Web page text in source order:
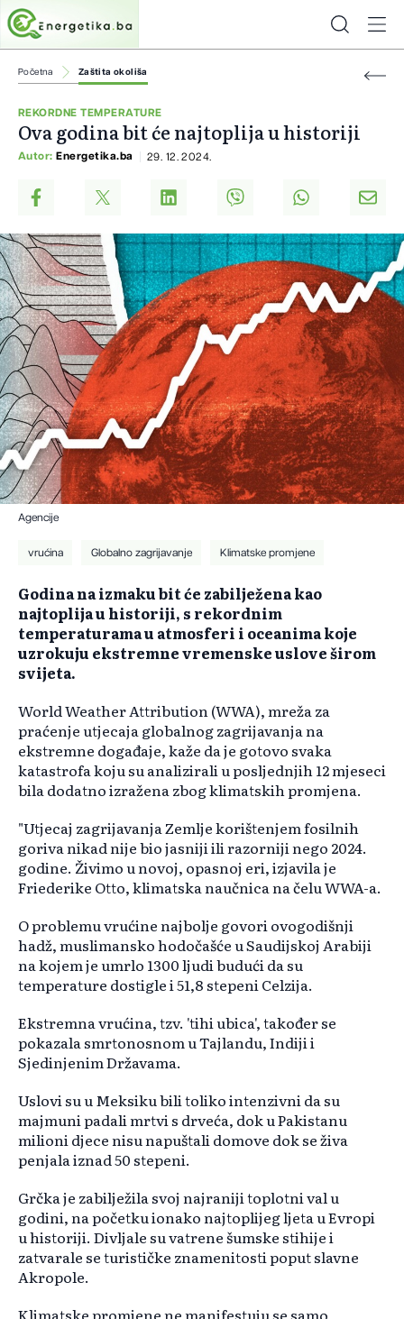
Početna Zaštita okoliša
REKORDNE TEMPERATURE
Ova godina bit će najtoplija u historiji
Autor: Energetika.ba 29. 12. 2024.
Agencije
vrućina Globalno zagrijavanje Klimatske promjene
Godina na izmaku bit će zabilježena kao
najtoplija u historiji, s rekordnim
temperaturama u atmosferi i oceanima koje
uzrokuju ekstremne vremenske uslove širom
svijeta.
World Weather Attribution (WWA), mreža za
praćenje utjecaja globalnog zagrijavanja na
ekstremne događaje, kaže da je gotovo svaka
katastrofa koju su analizirali u posljednjih 12 mjeseci
bila dodatno izražena zbog klimatskih promjena.
"Utjecaj zagrijavanja Zemlje korištenjem fosilnih
goriva nikad nije bio jasniji ili razorniji nego 2024.
godine. Živimo u novoj, opasnoj eri, izjavila je
Friederike Otto, klimatska naučnica na čelu WWA-a.
O problemu vrućine najbolje govori ovogodišnji
hadž, muslimansko hodočašće u Saudijskoj Arabiji
na kojem je umrlo 1300 ljudi budući da su
temperature dostigle i 51,8 stepeni Celzija.
Ekstremna vrućina, tzv. 'tihi ubica', također se
pokazala smrtonosnom u Tajlandu, Indiji i
Sjedinjenim Državama.
Uslovi su u Meksiku bili toliko intenzivni da su
majmuni padali mrtvi s drveća, dok u Pakistanu
milioni djece nisu napuštali domove dok se živa
penjala iznad 50 stepeni.
Grčka je zabilježila svoj najraniji toplotni val u
godini, na početku ionako najtoplijeg ljeta u Evropi
u historiji. Divljale su vatrene šumske stihije i
zatvarale se turističke znamenitosti poput slavne
Akropole.